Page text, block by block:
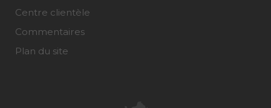
Centre clientèle
Commentaires
Plan du site